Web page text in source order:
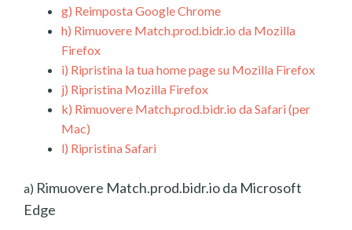
g) Reimposta Google Chrome
h) Rimuovere Match.prod.bidr.io da Mozilla
Firefox
i) Ripristina la tua home page su Mozilla Firefox
j) Ripristina Mozilla Firefox
k) Rimuovere Match.prod.bidr.io da Safari (per
Mac)
l) Ripristina Safari
a) Rimuovere Match.prod.bidr.io da Microsoft
Edge